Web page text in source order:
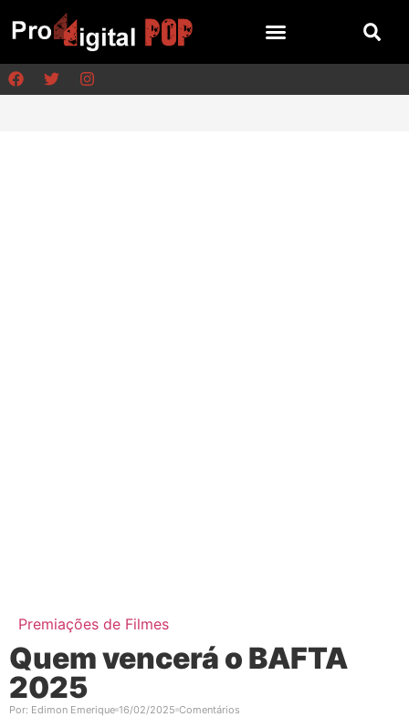
Premiações de Filmes
Quem vencerá o BAFTA
2025
Por: Edimon Emerique 16/02/2025 Comentários